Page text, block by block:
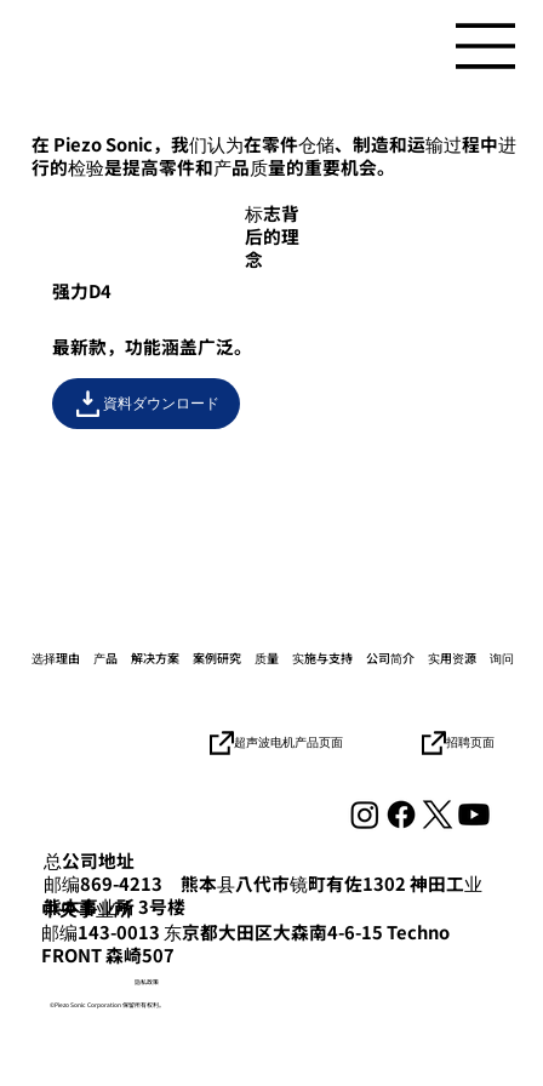
在 Piezo Sonic，我们认为在零件仓储、制造和运输过程中进
行的检验是提高零件和产品质量的重要机会。
标志背
后的理
念
强力D4
最新款，功能涵盖广泛。
資料ダウンロード
总公司地址
邮编869-4213 熊本县八代市镜町有佐1302 神田工业
熊本事业所 3号楼
​中央事业所
邮编143-0013 东京都大田区大森南4-6-15 Techno
FRONT 森崎507
选择理由 产品 解决方案 案例研究 质量 实施与支持 公司简介 实用资源 询问
超声波电机产品页面 招聘页面
隐私政策
©Piezo Sonic Corporation 保留所有权利。